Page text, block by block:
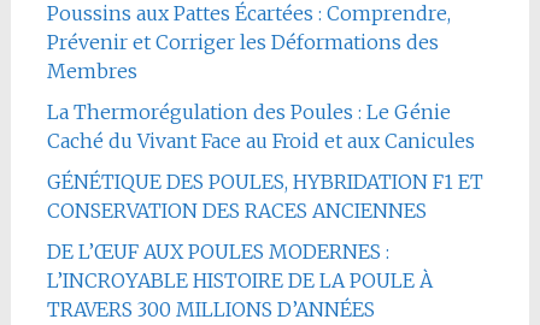
Poussins aux Pattes Écartées : Comprendre,
Prévenir et Corriger les Déformations des
Membres
La Thermorégulation des Poules : Le Génie
Caché du Vivant Face au Froid et aux Canicules
GÉNÉTIQUE DES POULES, HYBRIDATION F1 ET
CONSERVATION DES RACES ANCIENNES
DE L’ŒUF AUX POULES MODERNES :
L’INCROYABLE HISTOIRE DE LA POULE À
TRAVERS 300 MILLIONS D’ANNÉES